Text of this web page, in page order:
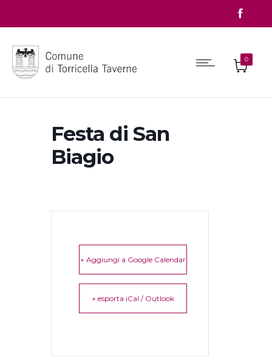
0
Festa di San
Biagio
+ Aggiungi a Google Calendar
+ esporta iCal / Outlook